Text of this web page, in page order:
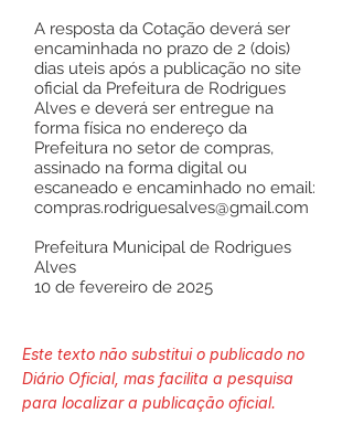
A resposta da Cotação deverá ser
encaminhada no prazo de 2 (dois)
dias uteis após a publicação no site
oficial da Prefeitura de Rodrigues
Alves e deverá ser entregue na
forma física no endereço da
Prefeitura no setor de compras,
assinado na forma digital ou
escaneado e encaminhado no email:
compras.rodriguesalves@gmail.com
Prefeitura Municipal de Rodrigues
Alves
10 de fevereiro de 2025
Este texto não substitui o publicado no
Diário Oficial, mas facilita a pesquisa
para localizar a publicação oficial.